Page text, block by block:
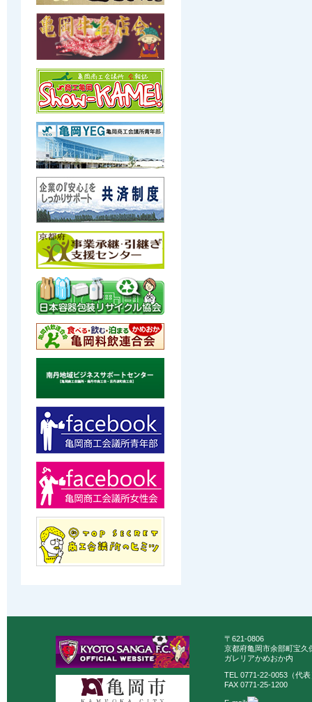
〒621-0806
京都府亀岡市余部町宝久
ガレリアかめおか内
TEL 0771-22-0053（代表
FAX 0771-25-1200